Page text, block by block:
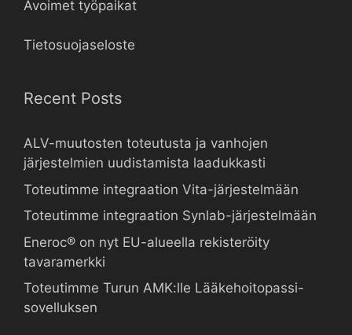
Avoimet työpaikat
Tietosuojaseloste
Recent Posts
ALV-muutosten toteutusta ja vanhojen
järjestelmien uudistamista laadukkasti
Toteutimme integraation Vita-järjestelmään
Toteutimme integraation Synlab-järjestelmään
Eneroc® on nyt EU-alueella rekisteröity
tavaramerkki
Toteutimme Turun AMK:lle Lääkehoitopassi-
sovelluksen